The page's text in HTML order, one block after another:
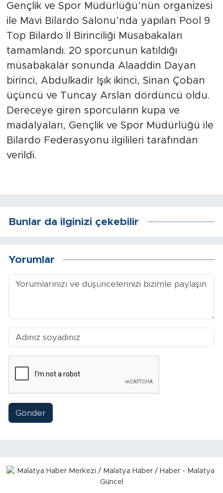
Gençlik ve Spor Müdürlüğü’nün organizesi
ile Mavi Bilardo Salonu’nda yapılan Pool 9
Top Bilardo İl Birinciliği Müsabakaları
tamamlandı. 20 sporcunun katıldığı
müsabakalar sonunda Alaaddin Dayan
birinci, Abdulkadir Işık ikinci, Sinan Çoban
üçüncü ve Tuncay Arslan dördüncü oldu.
Dereceye giren sporcuların kupa ve
madalyaları, Gençlik ve Spor Müdürlüğü ile
Bilardo Federasyonu ilgilileri tarafından
verildi.
Bunlar da ilginizi çekebilir
Yorumlar
Gönder
Doğanyol
Arapgir
Arguvan
Battalgazi
Darende
Doğanşehir
Pütürge
Sinema
Adıyaman